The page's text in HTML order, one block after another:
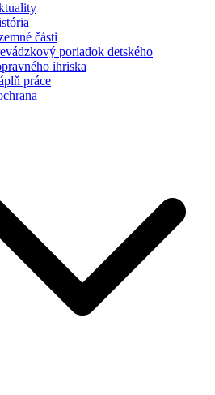
části
poriadok detského
ihriska
práce